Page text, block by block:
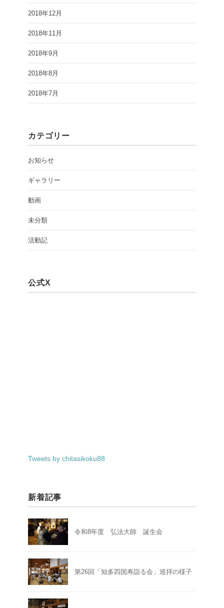
2018年12月
2018年11月
2018年9月
2018年8月
2018年7月
カテゴリー
お知らせ
ギャラリー
動画
未分類
活動記
公式X
Tweets by chitasikoku88
新着記事
令和8年度 弘法大師 誕生会
第26回「知多四国寿詣る会」巡拝の様子